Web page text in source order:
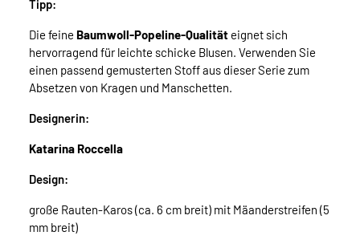
Tipp:
Die feine Baumwoll-Popeline-Qualität eignet sich
hervorragend für leichte schicke Blusen. Verwenden Sie
einen passend gemusterten Stoff aus dieser Serie zum
Absetzen von Kragen und Manschetten.
Designerin:
Katarina Roccella
Design:
große Rauten-Karos (ca. 6 cm breit) mit Mäanderstreifen (5
mm breit)